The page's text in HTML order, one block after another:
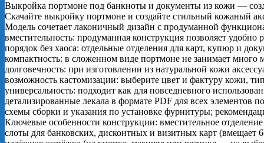
Выкройка портмоне под банкноты и документы из кожи —
Скачайте выкройку портмоне и создайте стильный кожаный
Модель сочетает лаконичный дизайн с продуманной
вместительность: продуманная конструкция позволяет
порядок без хаоса: отдельные отделения для карт, купюр и
компактность: в сложенном виде портмоне не занимает много
долговечность: при изготовлении из натуральной кожи
возможность кастомизации: выберите цвет и фактуру кожи,
универсальность: подходит как для повседневного
детализированные лекала в формате PDF для всех
схемы сборки и указания по установке фурнитуры;
Ключевые особенности конструкции: вместительное
слоты для банковских, дисконтных и визитных карт (вмещает